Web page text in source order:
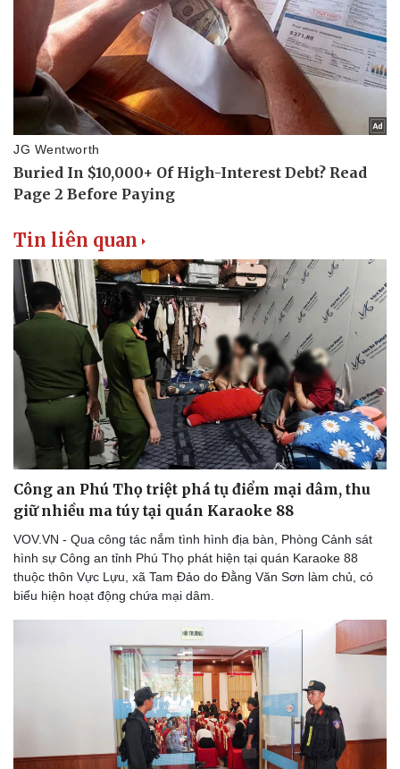
Tin liên quan
Công an Phú Thọ triệt phá tụ điểm mại dâm, thu
giữ nhiều ma túy tại quán Karaoke 88
VOV.VN - Qua công tác nắm tình hình địa bàn, Phòng Cảnh sát
hình sự Công an tỉnh Phú Thọ phát hiện tại quán Karaoke 88
thuộc thôn Vực Lựu, xã Tam Đảo do Đằng Văn Sơn làm chủ, có
biểu hiện hoạt động chứa mại dâm.